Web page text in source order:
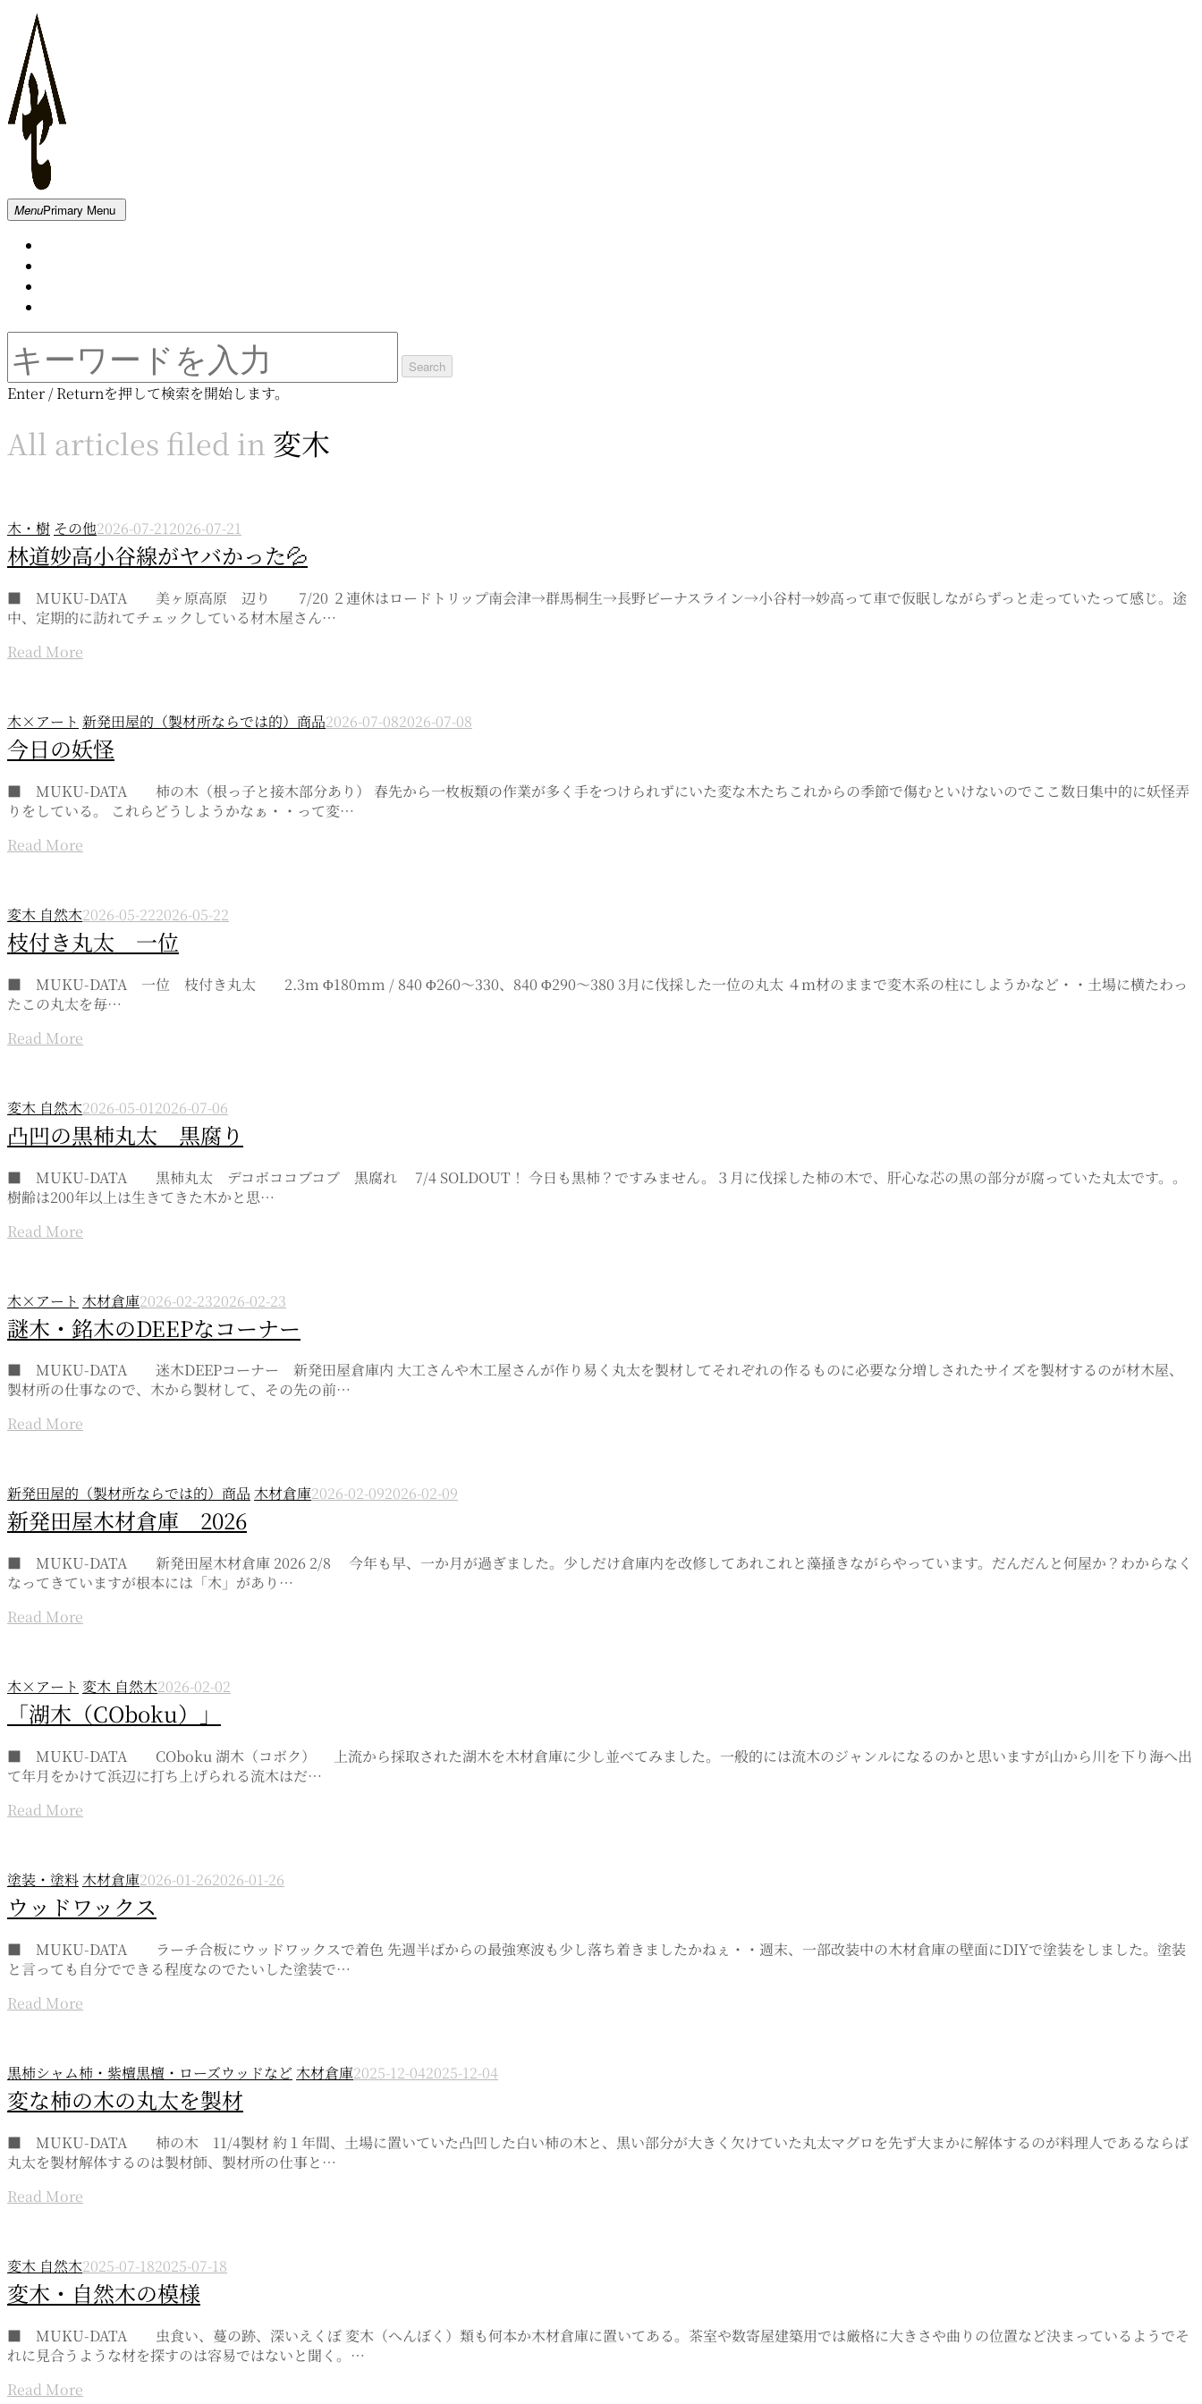
Skip
content
新
倉
庫
MenuPrimary Menu
for:
Enter / Returnを押して検索を開始します。
All articles filed in 変木
木・樹 その他2026-07-212026-07-21
林道妙高小谷線がヤバかった💦
■ MUKU-DATA 美ヶ原高原 辺り 7/20 ２連休はロードトリップ南会津→群馬桐生→長野ビーナスライン→小谷村→妙高って車で仮眠しながらずっと走っていたって感じ。途
中、定期的に訪れてチェックしている材木屋さん…
Read More
木×アート 新発田屋的（製材所ならでは的）商品2026-07-082026-07-08
今日の妖怪
■ MUKU-DATA 柿の木（根っ子と接木部分あり） 春先から一枚板類の作業が多く手をつけられずにいた変な木たちこれからの季節で傷むといけないのでここ数日集中的に妖怪弄
りをしている。 これらどうしようかなぁ・・って変…
Read More
変木 自然木2026-05-222026-05-22
枝付き丸太 一位
■ MUKU-DATA 一位 枝付き丸太 2.3m Φ180mm / 840 Φ260～330、840 Φ290～380 3月に伐採した一位の丸太 ４ｍ材のままで変木系の柱にしようかなど・・土場に横たわっ
たこの丸太を毎…
Read More
変木 自然木2026-05-012026-07-06
凸凹の黒柿丸太 黒腐り
■ MUKU-DATA 黒柿丸太 デコボココブコブ 黒腐れ 7/4 SOLDOUT！ 今日も黒柿？ですみません。３月に伐採した柿の木で、肝心な芯の黒の部分が腐っていた丸太です。。
樹齢は200年以上は生きてきた木かと思…
Read More
木×アート 木材倉庫2026-02-232026-02-23
謎木・銘木のDEEPなコーナー
■ MUKU-DATA 迷木DEEPコーナー 新発田屋倉庫内 大工さんや木工屋さんが作り易く丸太を製材してそれぞれの作るものに必要な分増しされたサイズを製材するのが材木屋、
製材所の仕事なので、木から製材して、その先の前…
Read More
新発田屋的（製材所ならでは的）商品 木材倉庫2026-02-092026-02-09
新発田屋木材倉庫 2026
■ MUKU-DATA 新発田屋木材倉庫 2026 2/8 今年も早、一か月が過ぎました。少しだけ倉庫内を改修してあれこれと藻掻きながらやっています。だんだんと何屋か？わからなく
なってきていますが根本には「木」があり…
Read More
木×アート 変木 自然木2026-02-02
「湖木（COboku）」
■ MUKU-DATA COboku 湖木（コボク） 上流から採取された湖木を木材倉庫に少し並べてみました。一般的には流木のジャンルになるのかと思いますが山から川を下り海へ出
て年月をかけて浜辺に打ち上げられる流木はだ…
Read More
塗装・塗料木材倉庫2026-01-262026-01-26
ウッドワックス
■ MUKU-DATA ラーチ合板にウッドワックスで着色 先週半ばからの最強寒波も少し落ち着きましたかねぇ・・週末、一部改装中の木材倉庫の壁面にDIYで塗装をしました。塗装
と言っても自分でできる程度なのでたいした塗装で…
Read More
黒柿シャム柿・紫檀黒檀・ローズウッドなど木材倉庫2025-12-042025-12-04
変な柿の木の丸太を製材
■ MUKU-DATA 柿の木 11/4製材 約１年間、土場に置いていた凸凹した白い柿の木と、黒い部分が大きく欠けていた丸太マグロを先ず大まかに解体するのが料理人であるならば
丸太を製材解体するのは製材師、製材所の仕事と…
Read More
変木 自然木2025-07-182025-07-18
変木・自然木の模様
■ MUKU-DATA 虫食い、蔓の跡、深いえくぼ 変木（へんぼく）類も何本か木材倉庫に置いてある。茶室や数寄屋建築用では厳格に大きさや曲りの位置など決まっているようでそ
れに見合うような材を探すのは容易ではないと聞く。…
Read More